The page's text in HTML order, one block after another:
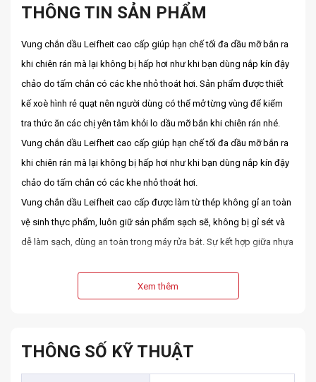
THÔNG TIN SẢN PHẨM
Vung chắn dầu Leifheit cao cấp giúp hạn chế tối đa dầu mỡ bắn ra
khi chiên rán mà lại không bị hấp hơi như khi bạn dùng nắp kín đậy
chảo do tấm chắn có các khe nhỏ thoát hơi. Sản phẩm được thiết
kế xoè hình rẻ quạt nên người dùng có thể mở từng vùng để kiểm
tra thức ăn các chị yên tâm khỏi lo dầu mỡ bắn khi chiên rán nhé.
Vung chắn dầu Leifheit cao cấp giúp hạn chế tối đa dầu mỡ bắn ra
khi chiên rán mà lại không bị hấp hơi như khi bạn dùng nắp kín đậy
chảo do tấm chắn có các khe nhỏ thoát hơi.
Vung chắn dầu Leifheit cao cấp được làm từ thép không gỉ an toàn
vệ sinh thực phẩm, luôn giữ sản phẩm sạch sẽ, không bị gỉ sét và
dễ làm sạch, dùng an toàn trong máy rửa bát. Sự kết hợp giữa nhựa
Đặc điểm nổi bật Vung chắn dầu Leifheit cao cấp
– Có thể mở và thu gọn ở nhiều mức khác nhau và có khoá cố định
Xem thêm
THÔNG SỐ KỸ THUẬT